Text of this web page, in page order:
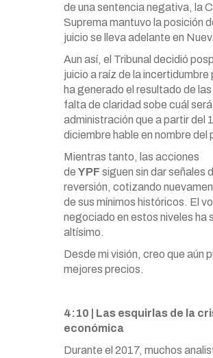
de una sentencia negativa, la
Suprema mantuvo la posición
juicio se lleva adelante en
Aun así, el Tribunal decidió
juicio a raíz de la incertidumbre
ha generado el resultado de
falta de claridad sobe cuál
administración que a partir del
diciembre hable en nombre del
Mientras tanto, las acciones
de YPF siguen sin dar señales
reversión, cotizando
de sus mínimos históricos. El
negociado en estos niveles ha
altísimo.
Desde mi visión, creo que aún
mejores precios.
4:10 | Las esquirlas de la
económica
Durante el 2017, muchos